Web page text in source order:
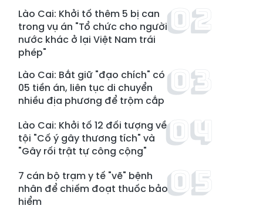
Lào Cai: Khởi tố thêm 5 bị can
trong vụ án "Tổ chức cho người
nước khác ở lại Việt Nam trái
phép"
Lào Cai: Bắt giữ "đạo chích" có
05 tiền án, liên tục di chuyển
nhiều địa phương để trộm cắp
Lào Cai: Khởi tố 12 đối tượng về
tội "Cố ý gây thương tích" và
"Gây rối trật tự công cộng"
7 cán bộ trạm y tế "vẽ" bệnh
nhân để chiếm đoạt thuốc bảo
hiểm